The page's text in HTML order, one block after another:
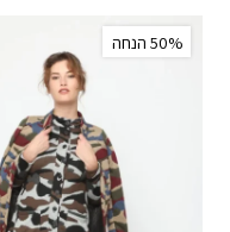
‫50% הנחה